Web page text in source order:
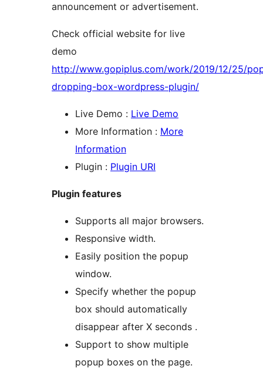
announcement or advertisement.
Check official website for live
demo
http://www.gopiplus.com/work/2019/12/25/
dropping-box-wordpress-plugin/
Live Demo : Live Demo
More Information : More
Information
Plugin : Plugin URI
Plugin features
Supports all major browsers.
Responsive width.
Easily position the popup
window.
Specify whether the popup
box should automatically
disappear after X seconds .
Support to show multiple
popup boxes on the page.